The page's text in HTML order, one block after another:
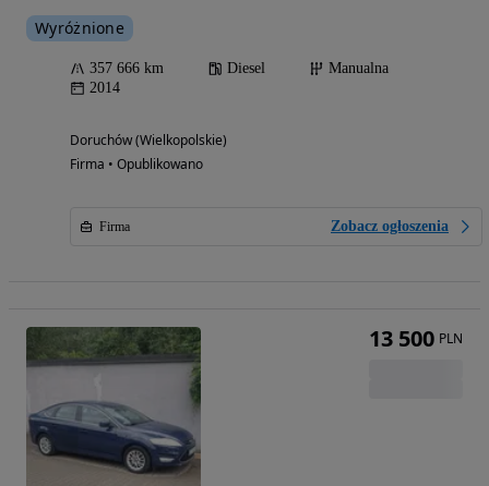
Wyróżnione
357 666 km Diesel
Manualna
2014
Doruchów (Wielkopolskie)
Firma • Opublikowano
Firma Zobacz ogłoszenia
13 500 PLN